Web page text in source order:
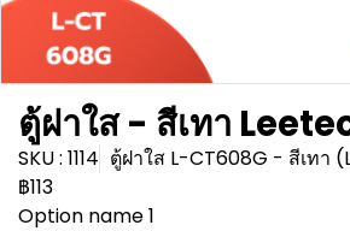
ตู้ฝาใส - สีเทา
SKU : 1114 ตู้ฝาใส L-CT608G - สีเทา
฿113
Option name 1